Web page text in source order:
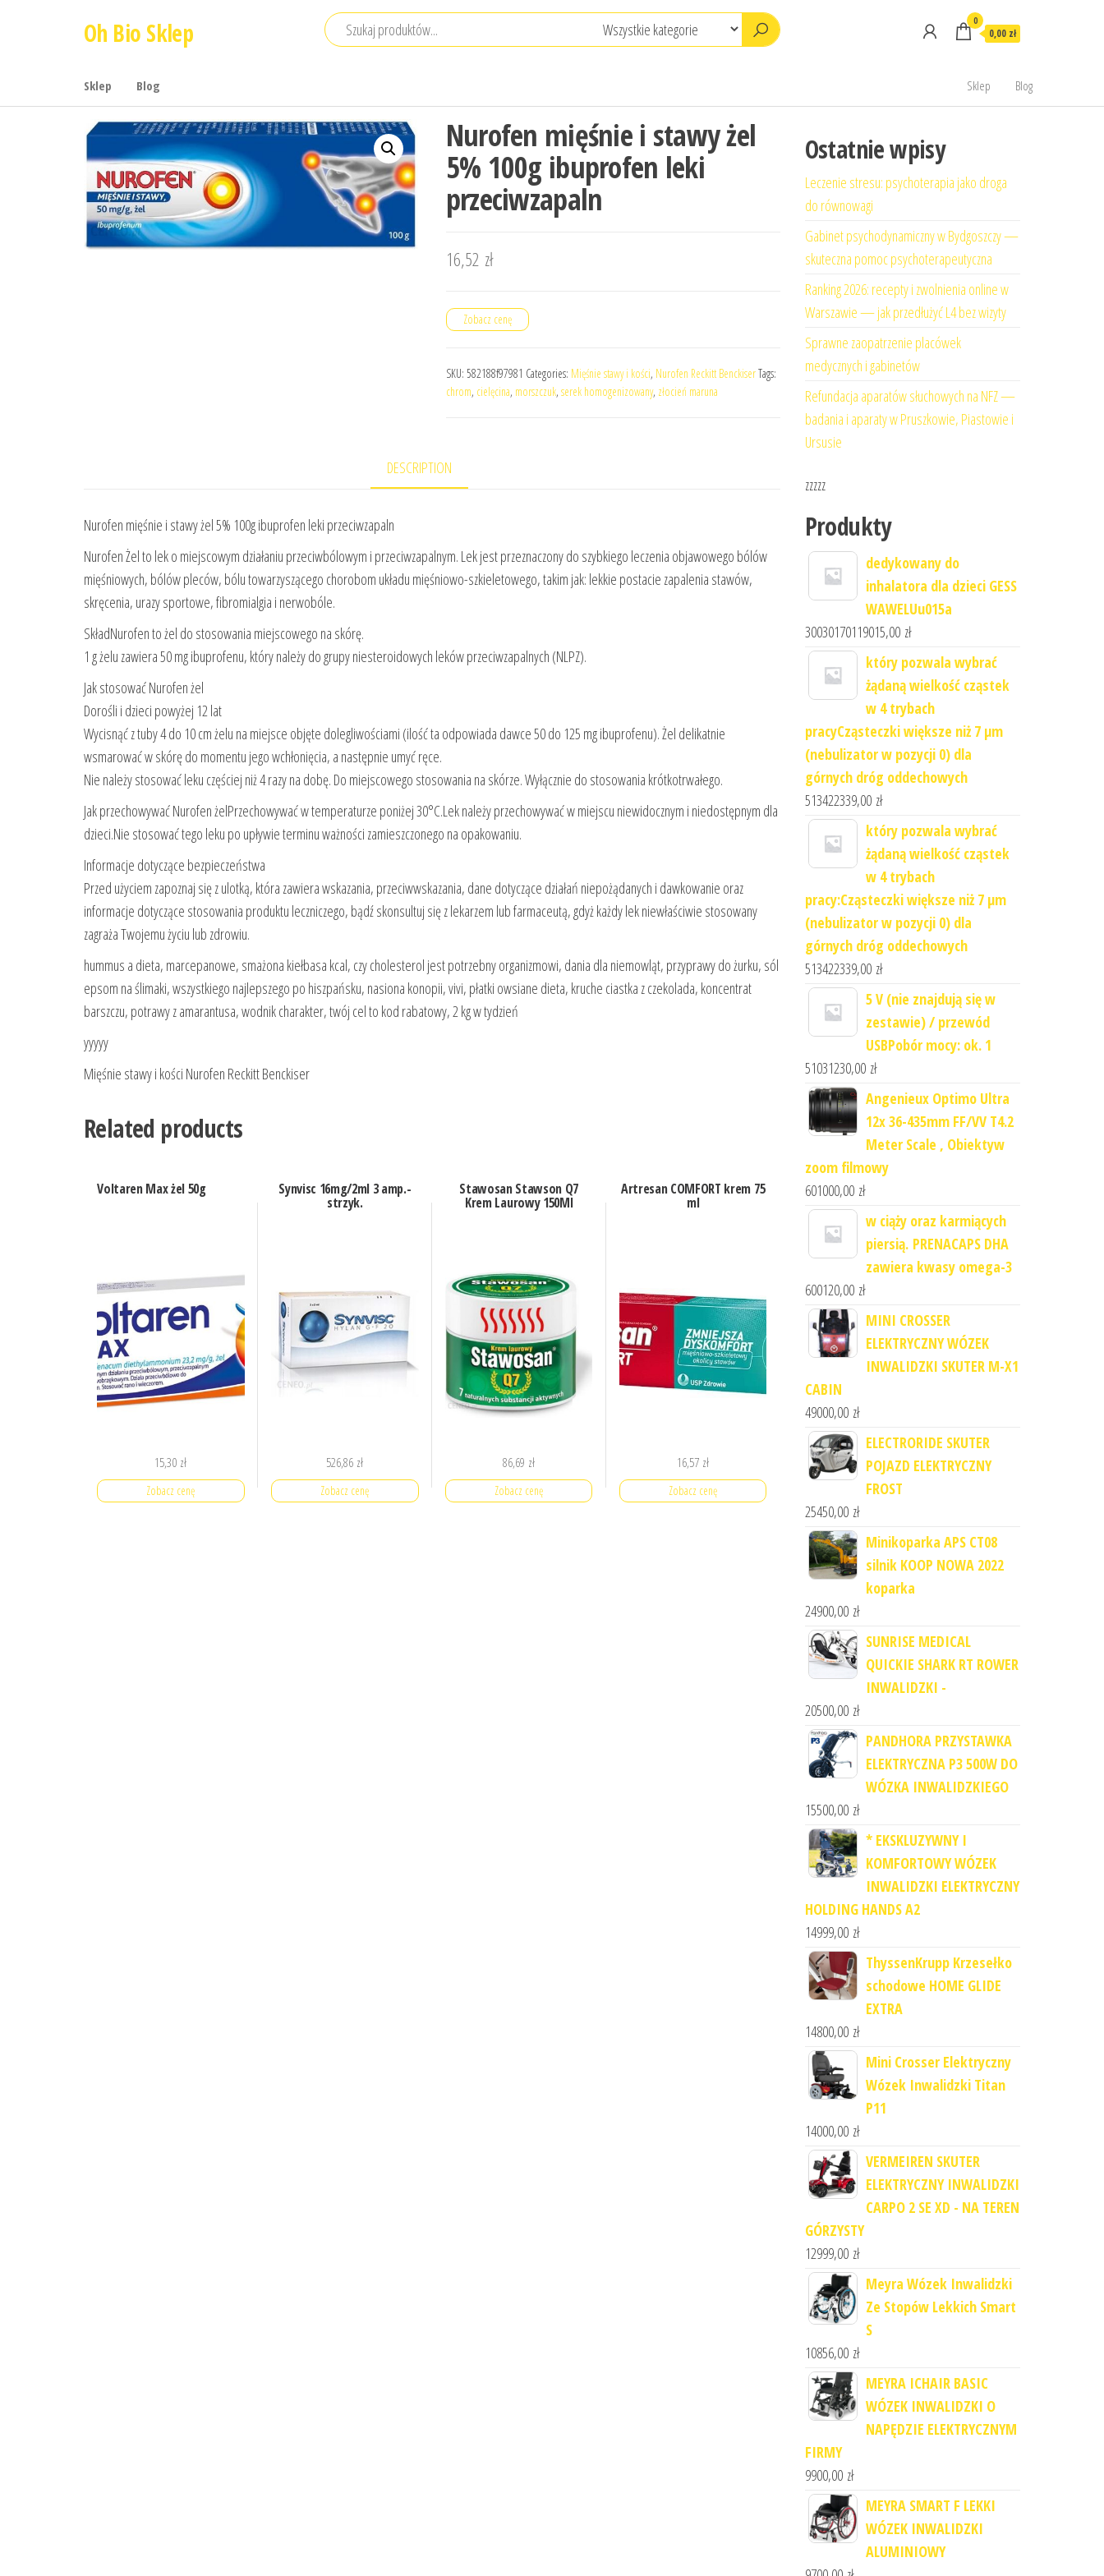
Oh Bio Sklep 0
0,00 zł
Sklep Blog Sklep Blog
Nurofen mięśnie i stawy żel
5% 100g ibuprofen leki
przeciwzapaln
16,52 zł
Zobacz cenę
SKU: 582188f97981 Categories: Mięśnie stawy i kości, Nurofen Reckitt BenckiserTags:
chrom, cielęcina, morszczuk, serek homogenizowany, złocień maruna
DESCRIPTION
Nurofen mięśnie i stawy żel 5% 100g ibuprofen leki przeciwzapaln
Nurofen Żel to lek o miejscowym działaniu przeciwbólowym i przeciwzapalnym. Lek jest przeznaczony do szybkiego leczenia objawowego bólów
mięśniowych, bólów pleców, bólu towarzyszącego chorobom układu mięśniowo-szkieletowego, takim jak: lekkie postacie zapalenia stawów,
skręcenia, urazy sportowe, fibromialgia i nerwobóle.
SkładNurofen to żel do stosowania miejscowego na skórę.
1 g żelu zawiera 50 mg ibuprofenu, który należy do grupy niesteroidowych leków przeciwzapalnych (NLPZ).
Jak stosować Nurofen żel
Dorośli i dzieci powyżej 12 lat
Wycisnąć z tuby 4 do 10 cm żelu na miejsce objęte dolegliwościami (ilość ta odpowiada dawce 50 do 125 mg ibuprofenu). Żel delikatnie
wsmarować w skórę do momentu jego wchłonięcia, a następnie umyć ręce.
Nie należy stosować leku częściej niż 4 razy na dobę. Do miejscowego stosowania na skórze. Wyłącznie do stosowania krótkotrwałego.
Jak przechowywać Nurofen żelPrzechowywać w temperaturze poniżej 30°C.Lek należy przechowywać w miejscu niewidocznym i niedostępnym dla
dzieci.Nie stosować tego leku po upływie terminu ważności zamieszczonego na opakowaniu.
Informacje dotyczące bezpieczeństwa
Przed użyciem zapoznaj się z ulotką, która zawiera wskazania, przeciwwskazania, dane dotyczące działań niepożądanych i dawkowanie oraz
informacje dotyczące stosowania produktu leczniczego, bądź skonsultuj się z lekarzem lub farmaceutą, gdyż każdy lek niewłaściwie stosowany
zagraża Twojemu życiu lub zdrowiu.
hummus a dieta, marcepanowe, smażona kiełbasa kcal, czy cholesterol jest potrzebny organizmowi, dania dla niemowląt, przyprawy do żurku, sól
epsom na ślimaki, wszystkiego najlepszego po hiszpańsku, nasiona konopii, vivi, płatki owsiane dieta, kruche ciastka z czekolada, koncentrat
barszczu, potrawy z amarantusa, wodnik charakter, twój cel to kod rabatowy, 2 kg w tydzień
yyyyy
Mięśnie stawy i kości Nurofen Reckitt Benckiser
Related products
Voltaren Max żel 50g
15,30 zł
Zobacz cenę
Synvisc 16mg/2ml 3 amp.-
strzyk.
526,86 zł
Zobacz cenę
Stawosan Stawson Q7
Krem Laurowy 150Ml
86,69 zł
Zobacz cenę
Artresan COMFORT krem 75
ml
16,57 zł
Zobacz cenę
Ostatnie wpisy
Leczenie stresu: psychoterapia jako droga
do równowagi
Gabinet psychodynamiczny w Bydgoszczy —
skuteczna pomoc psychoterapeutyczna
Ranking 2026: recepty i zwolnienia online w
Warszawie — jak przedłużyć L4 bez wizyty
Sprawne zaopatrzenie placówek
medycznych i gabinetów
Refundacja aparatów słuchowych na NFZ —
badania i aparaty w Pruszkowie, Piastowie i
Ursusie
zzzzz
Produkty
dedykowany do
inhalatora dla dzieci GESS
WAWELUu015a
30030170119015,00 zł
który pozwala wybrać
żądaną wielkość cząstek
w 4 trybach
pracyCząsteczki większe niż 7 μm
(nebulizator w pozycji 0) dla
górnych dróg oddechowych
513422339,00 zł
który pozwala wybrać
żądaną wielkość cząstek
w 4 trybach
pracy:Cząsteczki większe niż 7 μm
(nebulizator w pozycji 0) dla
górnych dróg oddechowych
513422339,00 zł
5 V (nie znajdują się w
zestawie) / przewód
USBPobór mocy: ok. 1
51031230,00 zł
Angenieux Optimo Ultra
12x 36-435mm FF/VV T4.2
Meter Scale , Obiektyw
zoom filmowy
601000,00 zł
w ciąży oraz karmiących
piersią. PRENACAPS DHA
zawiera kwasy omega-3
600120,00 zł
MINI CROSSER
ELEKTRYCZNY WÓZEK
INWALIDZKI SKUTER M-X1
CABIN
49000,00 zł
ELECTRORIDE SKUTER
POJAZD ELEKTRYCZNY
FROST
25450,00 zł
Minikoparka APS CT08
silnik KOOP NOWA 2022
koparka
24900,00 zł
SUNRISE MEDICAL
QUICKIE SHARK RT ROWER
INWALIDZKI -
20500,00 zł
PANDHORA PRZYSTAWKA
ELEKTRYCZNA P3 500W DO
WÓZKA INWALIDZKIEGO
15500,00 zł
* EKSKLUZYWNY I
KOMFORTOWY WÓZEK
INWALIDZKI ELEKTRYCZNY
HOLDING HANDS A2
14999,00 zł
ThyssenKrupp Krzesełko
schodowe HOME GLIDE
EXTRA
14800,00 zł
Mini Crosser Elektryczny
Wózek Inwalidzki Titan
P11
14000,00 zł
VERMEIREN SKUTER
ELEKTRYCZNY INWALIDZKI
CARPO 2 SE XD - NA TEREN
GÓRZYSTY
12999,00 zł
Meyra Wózek Inwalidzki
Ze Stopów Lekkich Smart
S
10856,00 zł
MEYRA ICHAIR BASIC
WÓZEK INWALIDZKI O
NAPĘDZIE ELEKTRYCZNYM
FIRMY
9900,00 zł
MEYRA SMART F LEKKI
WÓZEK INWALIDZKI
ALUMINIOWY